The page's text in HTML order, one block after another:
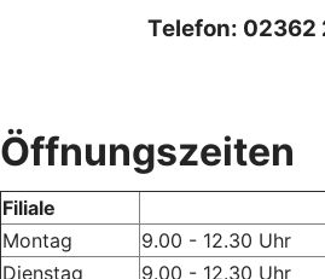
Telefon:
Öffnungszeiten
Filiale
Montag
9.00 - 12.30 Uhr
Dienstag
9.00 - 12.30 Uhr